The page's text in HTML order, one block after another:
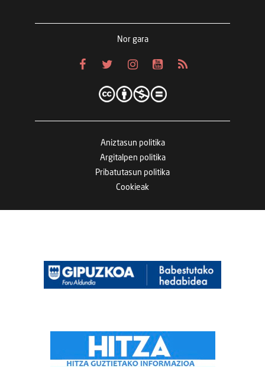
Nor gara
Aniztasun politika
Argitalpen politika
Pribatutasun politika
Cookieak